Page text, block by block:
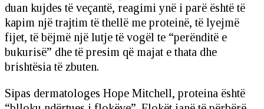
duan kujdes të veçantë, reagimi ynë i parë është të
kapim një trajtim të thellë me proteinë, të lyejmë
fijet, të bëjmë një lutje të vogël te “perënditë e
bukurisë” dhe të presim që majat e thata dhe
brishtësia të zbuten.
Sipas dermatologes Hope Mitchell, proteina është